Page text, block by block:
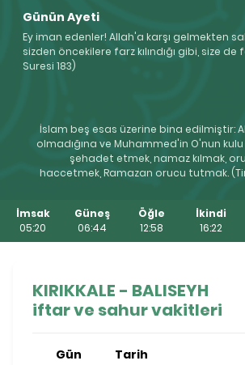
Günün Ayeti
Ey iman edenler! Allah'a karşı gelmekten
sizden öncekilere farz kılındığı gibi, size de
Suresi 183)
İslam beş esas üzerine bina edilmiştir:
olmadığına ve Muhammed'in O'nun
şehadet etmek, namaz kılmak,
haccetmek, Ramazan orucu tutmak.
İmsak
05:20
Güneş
06:44
Öğle
12:58
İkindi
16:22
KIRIKKALE - BALISEYH
iftar ve sahur vakitleri
Gün Tarih